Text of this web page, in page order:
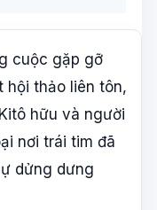
cuộc gặp gỡ
hội thảo liên tôn,
hữu và người
nơi trái tim đã
dửng dưng